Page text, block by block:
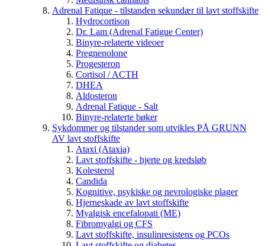
Adrenal Fatique - tilstanden sekundær til lavt stoffskifte
Hydrocortison
Dr. Lam (Adrenal Fatigue Center)
Binyre-relaterte videoer
Pregnenolone
Progesteron
Cortisol / ACTH
DHEA
Aldosteron
Adrenal Fatique - Salt
Binyre-relaterte bøker
Sykdommer og tilstander som utvikles PÅ GRUNN
AV lavt stoffskifte
Ataxi (Ataxia)
Lavt stoffskifte - hjerte og kredsløb
Kolesterol
Candida
Kognitive, psykiske og nevrologiske plager
Hjerneskade av lavt stoffskifte
Myalgisk encefalopati (ME)
Fibromyalgi og CFS
Lavt stoffskifte, insulinresistens og PCOs